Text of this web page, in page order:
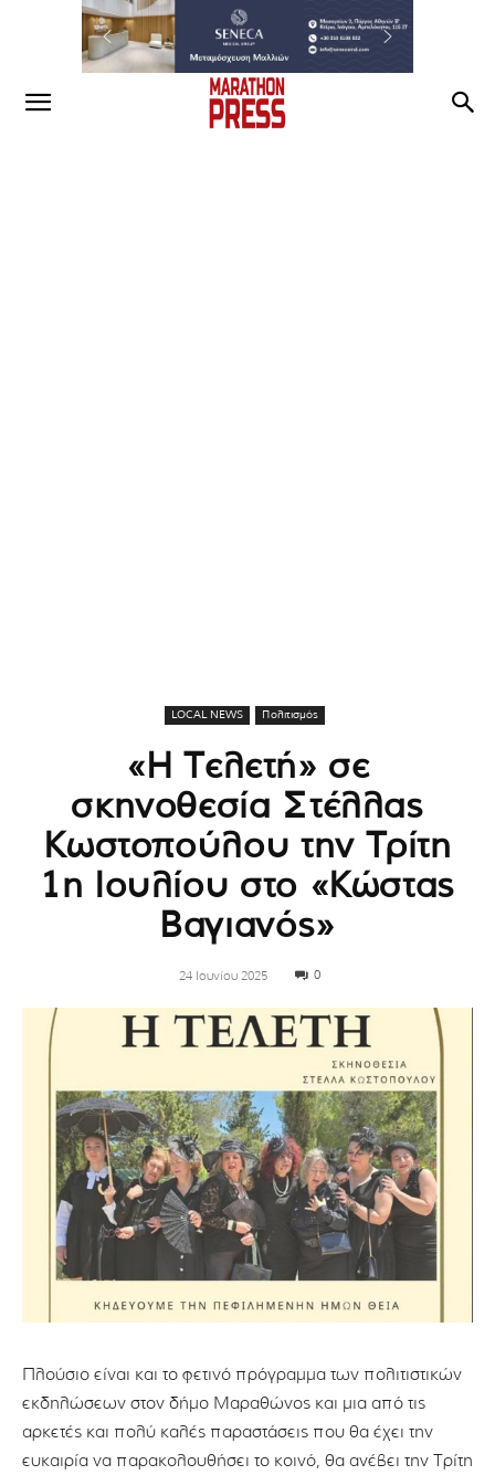
LOCAL NEWS Πολιτισμός
«Η Τελετή» σε
σκηνοθεσία Στέλλας
Κωστοπούλου την Τρίτη
1η Ιουλίου στο «Κώστας
Βαγιανός»
24 Ιουνίου 2025 0
Πλούσιο είναι και το φετινό πρόγραμμα των πολιτιστικών
εκδηλώσεων στον δήμο Μαραθώνος και μια από τις
αρκετές και πολύ καλές παραστάσεις που θα έχει την
ευκαιρία να παρακολουθήσει το κοινό, θα ανέβει την Τρίτη